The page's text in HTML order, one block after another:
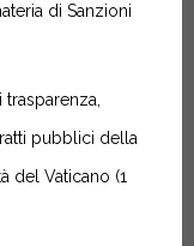
di Sanzioni
pubblici della
del Vaticano (1